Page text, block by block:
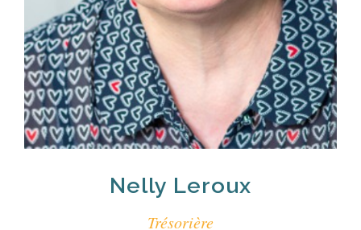
Nelly Leroux
Trésorière